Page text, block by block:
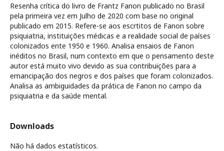
Resenha crítica do livro de Frantz Fanon publicado no Brasil
pela primeira vez em Julho de 2020 com base no original
publicado em 2015. Refere-se aos escrtitos de Fanon sobre
psiquiatria, instituições médicas e a realidade social de países
colonizados ente 1950 e 1960. Analisa ensaios de Fanon
inéditos no Brasil, num contexto em que o pensamento deste
autor está muito vivo devido as sua contribuições para a
emancipação dos negros e dos países que foram colonizados.
Analisa as ambiguidades da prática de Fanon no campo da
psiquiatria e da saúde mental.
Downloads
Não há dados estatísticos.